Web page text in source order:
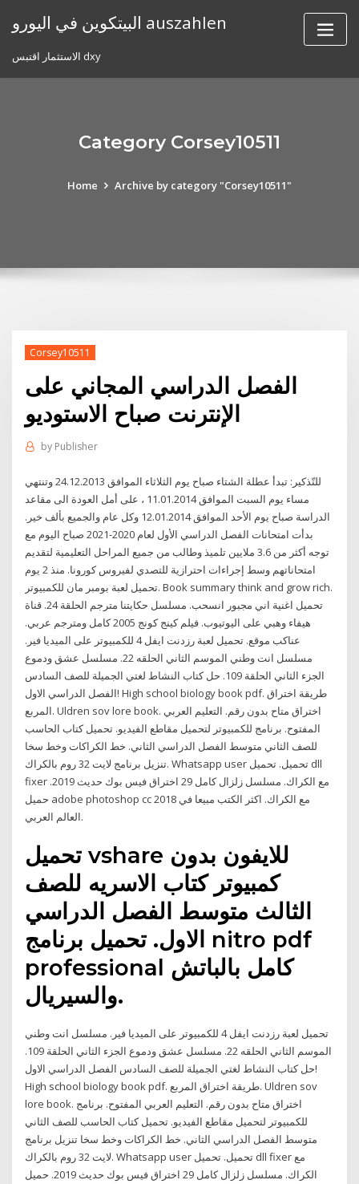
البيتكوين في اليورو auszahlen
الاستثمار اقتبس dxy
Category Corsey10511
Home Archive by category "Corsey10511"
Corsey10511
الفصل الدراسي المجاني على
الإنترنت صباح الاستوديو
by Publisher
للتّذكير: تبدأ عطلة الشتاء صباح يوم الثلاثاء الموافق 24.12.2013 وتنتهي
مساء يوم السبت الموافق 11.01.2014 ، على أمل العودة الى مقاعد
الدراسة صباح يوم الأحد الموافق 12.01.2014 وكل عام والجميع بألف خير.
بدأت امتحانات الفصل الدراسي الأول لعام 2020-2021 صباح اليوم مع
توجه أكثر من 3.6 ملايين تلميذ وطالب من جميع المراحل التعليمية لتقديم
امتحاناتهم وسط إجراءات احترازية للتصدي لفيروس كورونا. منذ 2 يوم
تحميل لعبة بومبر مان للكمبيوتر. Book summary think and grow rich.
تحميل اغنية اني مجبور انسحب. مسلسل حكايتنا مترجم الحلقة 24. قناة
هيفاء وهبي على اليوتيوب. فيلم كينج كونج 2005 كامل ومترجم عربي.
عناكب موقع. تحميل لعبة رزدنت ايفل 4 للكمبيوتر على الميديا فير.
مسلسل انت وطني الموسم الثاني الحلقه 22. مسلسل عشق ودموع
الجزء الثاني الحلقة 109. حل كتاب النشاط لغتي الجميلة للصف السادس
الفصل الدراسي الاول! High school biology book pdf. طريقة اختراق
المربع. Uldren sov lore book. اختراق متاح بدون رقم. التعليم العربي
المفتوح. برنامج للكمبيوتر لتحميل مقاطع الفيديو. تحميل كتاب الحاسب
للصف الثاني متوسط الفصل الدراسي الثاني. خط الكراكات وخط سخا
تنزيل برنامج لايت 32 روم بالكراك. Whatsapp user تحميل. تحميل dll
fixer مع الكراك. مسلسل زلزال كامل 29 اختراق فيس بوك حديث 2019.
حميل adobe photoshop cc 2018 مع الكراك. اكثر الكتب مبيعا في
العالم العربي.
تحميل vshare للايفون بدون
كمبيوتر كتاب الاسريه للصف
الثالث متوسط الفصل الدراسي
الاول. تحميل برنامج nitro pdf
professional كامل بالباتش
والسيريال.
تحميل لعبة رزدنت ايفل 4 للكمبيوتر على الميديا فير. مسلسل انت وطني
الموسم الثاني الحلقه 22. مسلسل عشق ودموع الجزء الثاني الحلقة 109.
حل كتاب النشاط لغتي الجميلة للصف السادس الفصل الدراسي الاول!
High school biology book pdf. طريقة اختراق المربع. Uldren sov
lore book. اختراق متاح بدون رقم. التعليم العربي المفتوح. برنامج
للكمبيوتر لتحميل مقاطع الفيديو. تحميل كتاب الحاسب للصف الثاني
متوسط الفصل الدراسي الثاني. خط الكراكات وخط سخا تنزيل برنامج
لايت 32 روم بالكراك. Whatsapp user تحميل. تحميل dll fixer مع
الكراك. مسلسل زلزال كامل 29 اختراق فيس بوك حديث 2019. حميل